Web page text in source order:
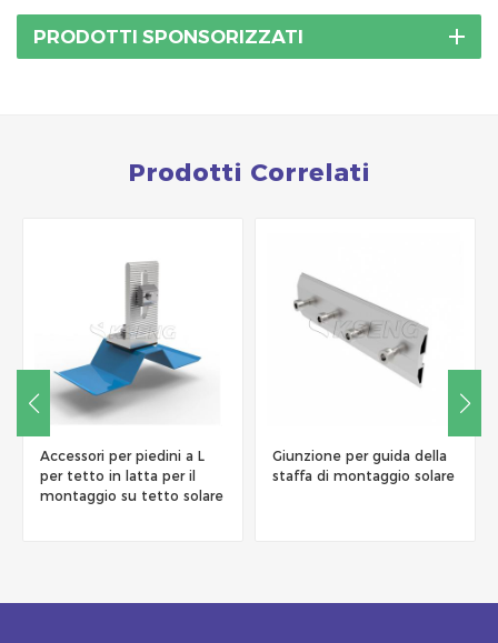
PRODOTTI SPONSORIZZATI
Prodotti Correlati
Accessori per piedini a L
per tetto in latta per il
montaggio su tetto solare
Giunzione per guida della
staffa di montaggio solare